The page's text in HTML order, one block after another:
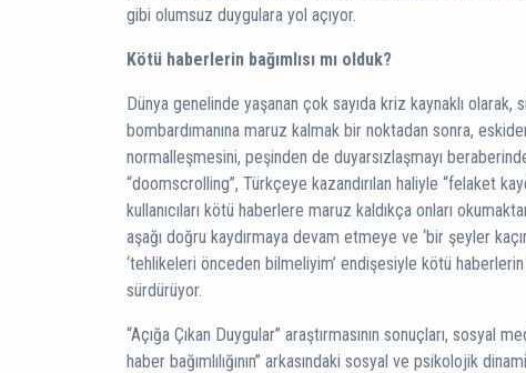
gibi olumsuz duygulara yol açıyor.
Kötü haberlerin bağımlısı mı olduk?
Dünya genelinde yaşanan çok sayıda kriz kaynaklı olarak,
bombardımanına maruz kalmak bir noktadan sonra,
normalleşmesini, peşinden de duyarsızlaşmayı
“doomscrolling”, Türkçeye kazandırılan haliyle “felaket
kullanıcıları kötü haberlere maruz kaldıkça onları
aşağı doğru kaydırmaya devam etmeye ve ‘bir şeyler
‘tehlikeleri önceden bilmeliyim’ endişesiyle kötü
sürdürüyor.
“Açığa Çıkan Duygular” araştırmasının sonuçları, sosyal
haber bağımlılığının” arkasındaki sosyal ve psikolojik